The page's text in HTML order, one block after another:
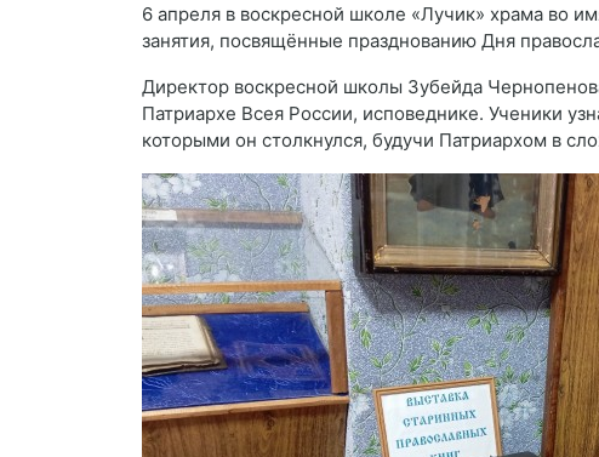
6 апреля в воскресной школе «Лучик» храма во
занятия, посвящённые празднованию Дня
Директор воскресной школы Зубейда
Патриархе Всея России, исповеднике. Ученики
которыми он столкнулся, будучи Патриархом в